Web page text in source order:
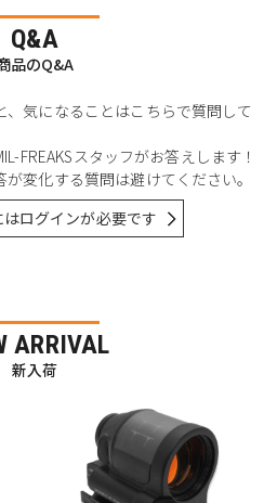
Q&A
品のQ&A
気になることはこちらで質問して
FREAKSスタッフがお答えします！
変化する質問は避けてください。
ログインが必要です
ARRIVAL
新入荷